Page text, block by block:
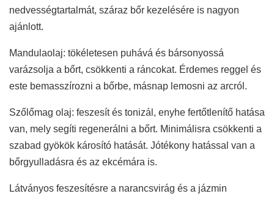
nedvességtartalmát, száraz bőr kezelésére is nagyon
ajánlott.
Mandulaolaj: tökéletesen puhává és bársonyossá
varázsolja a bőrt, csökkenti a ráncokat. Érdemes reggel és
este bemasszírozni a bőrbe, másnap lemosni az arcról.
Szőlőmag olaj: feszesít és tonizál, enyhe fertőtlenítő hatása
van, mely segíti regenerálni a bőrt. Minimálisra csökkenti a
szabad gyökök károsító hatását. Jótékony hatással van a
bőrgyulladásra és az ekcémára is.
Látványos feszesítésre a narancsvirág és a jázmin